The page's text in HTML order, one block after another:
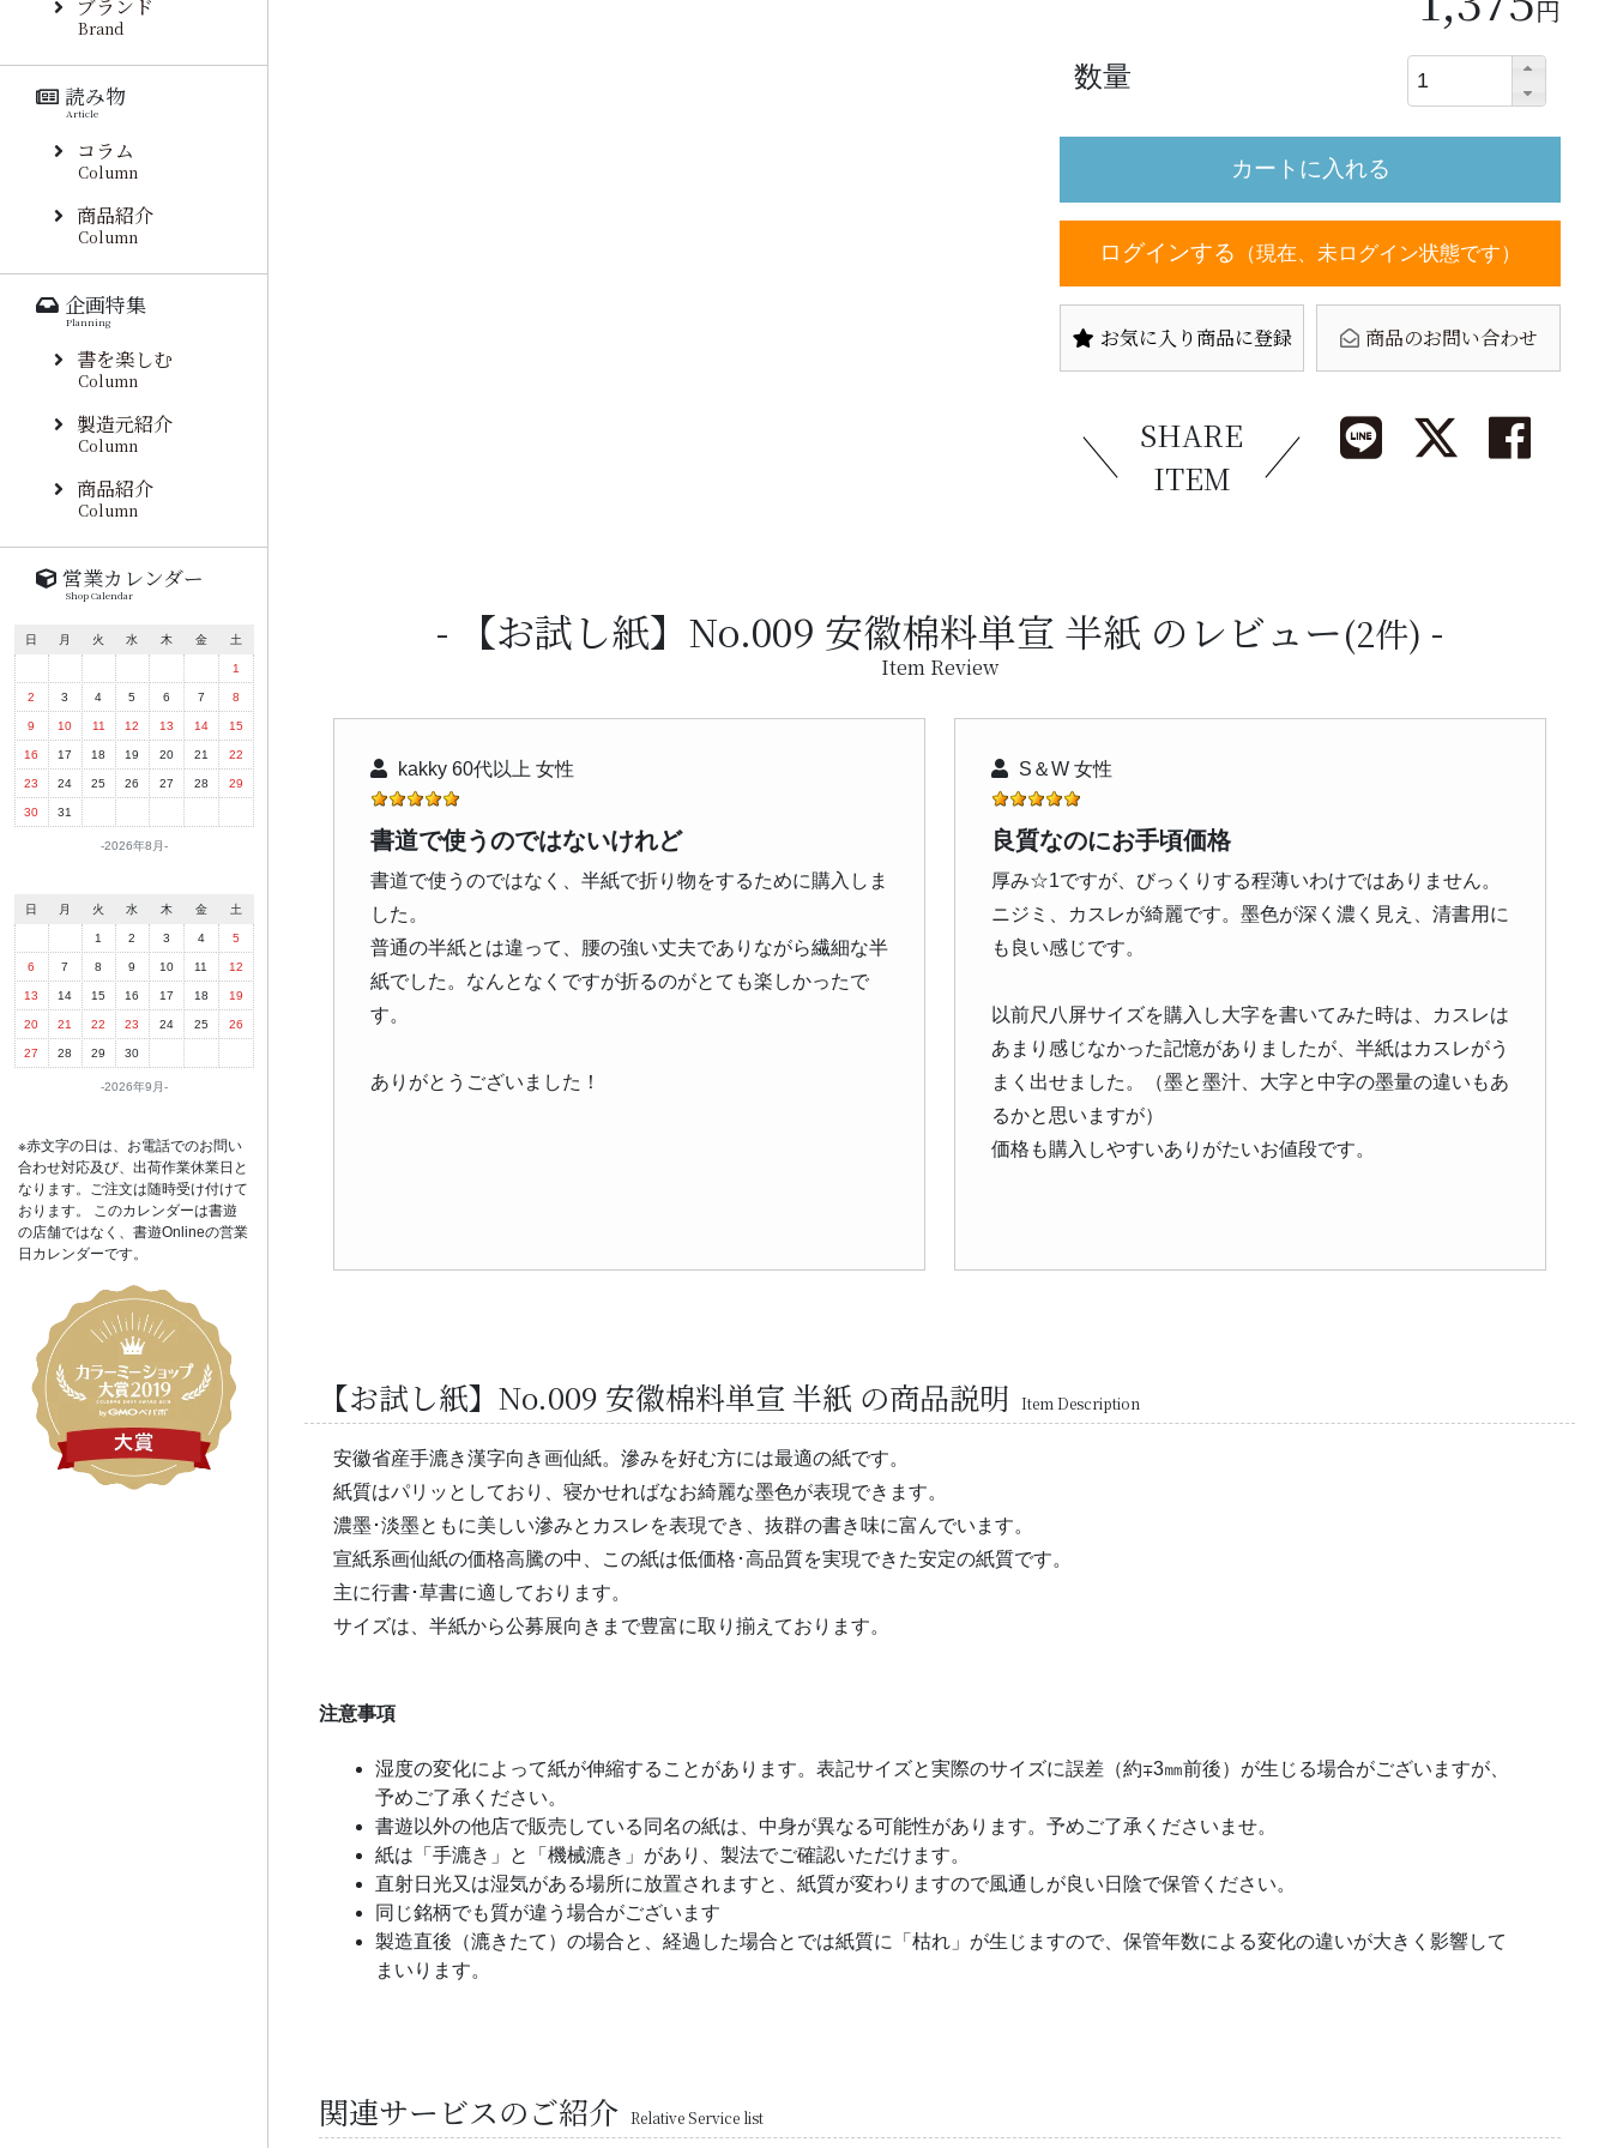
円
数量
ログインする （現在、未ログイン状態です）
お気に入り商品に登録 商品のお問い合わせ
SHARE
ITEM
【お試し紙】No.009 安徽棉料単宣 半紙 のレビュー(2件)
Item Review
kakky 60代以上 女性
書道で使うのではないけれど
書道で使うのではなく、半紙で折り物をするために購入しま
した。
普通の半紙とは違って、腰の強い丈夫でありながら繊細な半
紙でした。なんとなくですが折るのがとても楽しかったで
す。
ありがとうございました！
S＆W 女性
良質なのにお手頃価格
厚み☆1ですが、びっくりする程薄いわけではありません。
ニジミ、カスレが綺麗です。墨色が深く濃く見え、清書用に
も良い感じです。
以前尺八屏サイズを購入し大字を書いてみた時は、カスレは
あまり感じなかった記憶がありましたが、半紙はカスレがう
まく出せました。（墨と墨汁、大字と中字の墨量の違いもあ
るかと思いますが）
価格も購入しやすいありがたいお値段です。
【お試し紙】No.009 安徽棉料単宣 半紙 の商品説明 Item Description
安徽省産手漉き漢字向き画仙紙。滲みを好む方には最適の紙です。
紙質はパリッとしており、寝かせればなお綺麗な墨色が表現できます。
濃墨･淡墨ともに美しい滲みとカスレを表現でき、抜群の書き味に富んでいます。
宣紙系画仙紙の価格高騰の中、この紙は低価格･高品質を実現できた安定の紙質です。
主に行書･草書に適しております。
サイズは、半紙から公募展向きまで豊富に取り揃えております。
注意事項
湿度の変化によって紙が伸縮することがあります。表記サイズと実際のサイズに誤差（約∓3㎜前後）が生じる場合がございますが、
予めご了承ください。
書遊以外の他店で販売している同名の紙は、中身が異なる可能性があります。予めご了承くださいませ。
紙は「手漉き」と「機械漉き」があり、製法でご確認いただけます。
直射日光又は湿気がある場所に放置されますと、紙質が変わりますので風通しが良い日陰で保管ください。
同じ銘柄でも質が違う場合がございます
製造直後（漉きたて）の場合と、経過した場合とでは紙質に「枯れ」が生じますので、保管年数による変化の違いが大きく影響して
まいります。
関連サービスのご紹介 Relative Service list
ブランド
Brand
読み物
Article
コラム
Column
商品紹介
Column
企画特集
Planning
書を楽しむ
Column
製造元紹介
Column
商品紹介
Column
営業カレンダー
Shop Calendar
2026年8月
日 月 火 水 木 金 土
1
2 3 4 5 6 7 8
9 10 11 12 13 14 15
16 17 18 19 20 21 22
23 24 25 26 27 28 29
30 31
2026年9月
日 月 火 水 木 金 土
1 2 3 4 5
6 7 8 9 10 11 12
13 14 15 16 17 18 19
20 21 22 23 24 25 26
27 28 29 30
※赤文字の日は、お電話でのお問い
合わせ対応及び、出荷作業休業日と
なります。ご注文は随時受け付けて
おります。 このカレンダーは書遊
の店舗ではなく、書遊Onlineの営業
日カレンダーです。